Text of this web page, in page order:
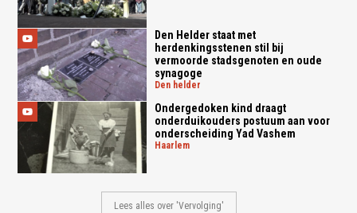
Den Helder staat met
herdenkingsstenen stil bij
vermoorde stadsgenoten en oude
synagoge
den helder
Ondergedoken kind draagt
onderduikouders postuum aan voor
onderscheiding Yad Vashem
haarlem
Lees alles over 'Vervolging'